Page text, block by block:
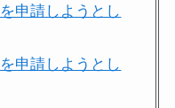
申請しようとし
申請しようとし